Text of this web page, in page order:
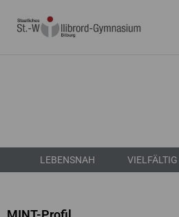
Inhalt
LEBENSNAH VIELFÄLTIG